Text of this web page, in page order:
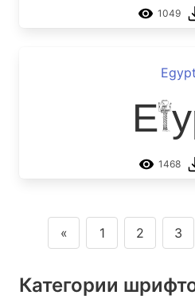
1049
Egypt
1468
« 1 2 3
Категории